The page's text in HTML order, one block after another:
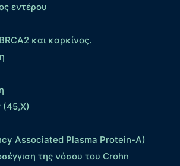
εντέρου
και καρκίνος.
(45,X)
Associated Plasma Protein-A)
της νόσου του Crohn